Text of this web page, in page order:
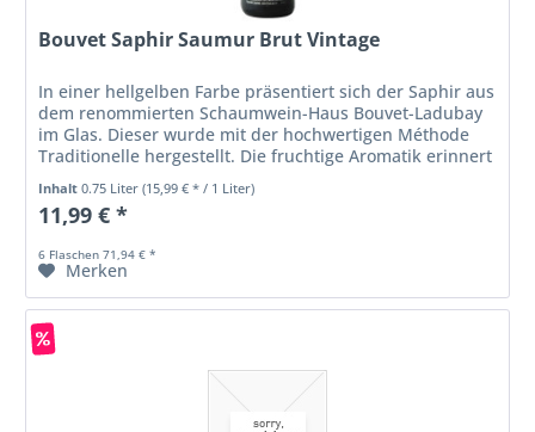
Bouvet Saphir Saumur Brut Vintage
In einer hellgelben Farbe präsentiert sich der Saphir aus
dem renommierten Schaumwein-Haus Bouvet-Ladubay
im Glas. Dieser wurde mit der hochwertigen Méthode
Traditionelle hergestellt. Die fruchtige Aromatik erinnert
an Pfirisch,...
Inhalt0.75 Liter(15,99 € * / 1 Liter)
11,99 € *
6 Flaschen 71,94 € *
Merken